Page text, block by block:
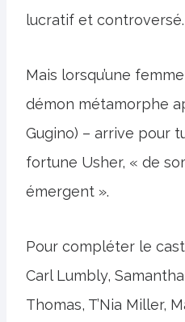
lucratif et controversé.
Mais lorsqu’une
démon métamorphe
Gugino) – arrive pour
fortune Usher, « de
émergent ».
Pour compléter le
Carl Lumbly,
Thomas, T’Nia Miller,